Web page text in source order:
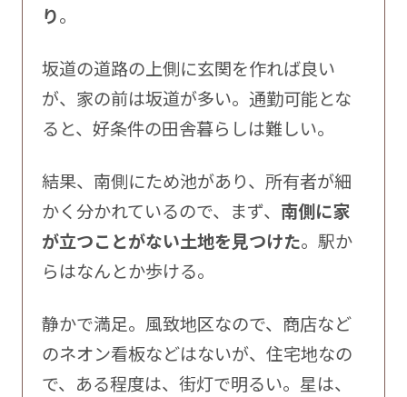
り。
坂道の道路の上側に玄関を作れば良い
が、家の前は坂道が多い。通勤可能とな
ると、好条件の田舎暮らしは難しい。
結果、南側にため池があり、所有者が細
かく分かれているので、まず、 南側に家
が立つことがない土地を見つけた。駅か
らはなんとか歩ける。
静かで満足。風致地区なので、商店など
のネオン看板などはないが、住宅地なの
で、ある程度は、街灯で明るい。星は、